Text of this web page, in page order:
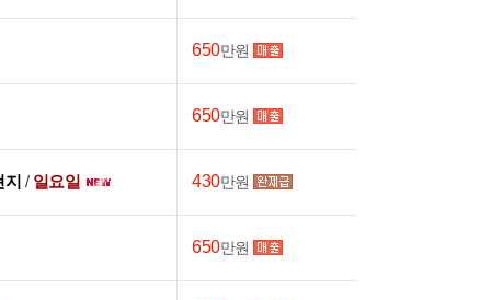
650만원
650만원
지 / 일요일 430만원
650만원